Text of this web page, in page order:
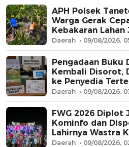
AFN BEAUTY
APH Polsek
Warga Gerak
Kebakaran Lahan
Daerah 09/08/2026,
Pengadaan Buku
Kembali Disorot,
ke Penyedia
Keluarga Pejabat
Daerah 09/08/2026,
FWG 2026 Diplot
Kominfo dan
Lahirnya Wastra
Daerah 09/08/2026,